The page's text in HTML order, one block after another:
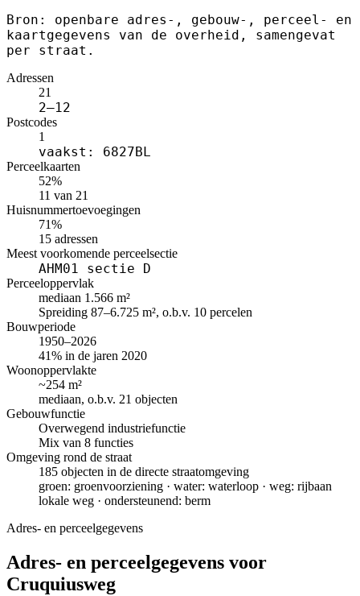
Bron: openbare adres-, gebouw-, perceel- en
kaartgegevens van de overheid, samengevat
per straat.
Adressen
21
2–12
Postcodes
1
vaakst: 6827BL
Perceelkaarten
52%
11 van 21
Huisnummertoevoegingen
71%
15 adressen
Meest voorkomende perceelsectie
AHM01 sectie D
Perceeloppervlak
mediaan 1.566 m²
Spreiding 87–6.725 m², o.b.v. 10 percelen
Bouwperiode
1950–2026
41% in de jaren 2020
Woonoppervlakte
~254 m²
mediaan, o.b.v. 21 objecten
Gebouwfunctie
Overwegend industriefunctie
Mix van 8 functies
Omgeving rond de straat
185 objecten in de directe straatomgeving
groen: groenvoorziening · water: waterloop · weg: rijbaan
lokale weg · ondersteunend: berm
Adres- en perceelgegevens
Adres- en perceelgegevens voor
Cruquiusweg